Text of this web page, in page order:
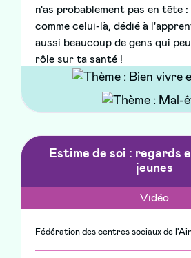
n'as probablement pas en tête :
comme celui-là, dédié à
aussi beaucoup de gens qui
rôle sur ta santé !
Estime de soi : regards
jeunes
Vidéo
Fédération des centres sociaux de